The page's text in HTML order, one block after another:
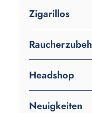
Zigarillos
Headshop
Neuigkeiten